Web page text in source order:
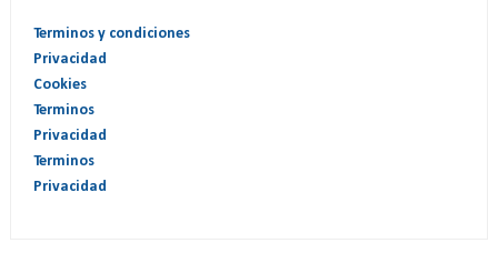
Terminos y condiciones
Privacidad
Cookies
Terminos
Privacidad
Terminos
Privacidad